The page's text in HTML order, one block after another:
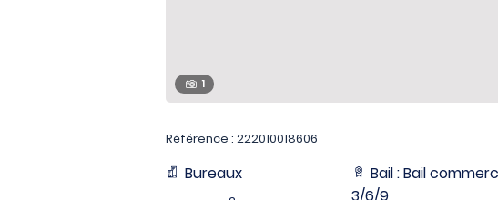
1
Référence : 222010018606
Bureaux
Bail : Bail